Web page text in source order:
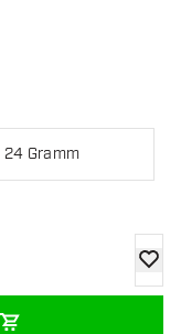
24 Gramm
Zur